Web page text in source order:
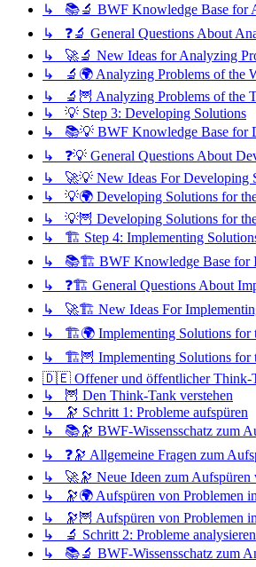
↳ 📚🔬 BWF Knowledge Base for
↳ ❓🔬 General Questions About
↳ 🚀🔬 New Ideas for Analyzing
↳ 🔬🌍 Analyzing Problems of the
↳ 🔬🦉 Analyzing Problems of the
↳ 💡 Step 3: Developing Solutions
↳ 📚💡 BWF Knowledge Base for
↳ ❓💡 General Questions About
↳ 🚀💡 New Ideas For Developing
↳ 💡🌍 Developing Solutions for
↳ 💡🦉 Developing Solutions for
↳ 🏗️ Step 4: Implementing
↳ 📚🏗️ BWF Knowledge Base for
↳ ❓🏗️ General Questions About
↳ 🚀🏗️ New Ideas For
↳ 🏗️🌍 Implementing Solutions for
↳ 🏗️🦉 Implementing Solutions for
🇩🇪 Offener und öffentlicher Think-
↳ 🦉 Den Think-Tank verstehen
↳ 🔭 Schritt 1: Probleme aufspüren
↳ 📚🔭 BWF-Wissensschatz zum
↳ ❓🔭 Allgemeine Fragen zum
↳ 🚀🔭 Neue Ideen zum Aufspüren
↳ 🔭🌍 Aufspüren von Problemen
↳ 🔭🦉 Aufspüren von Problemen
↳ 🔬 Schritt 2: Probleme analysieren
↳ 📚🔬 BWF-Wissensschatz zum